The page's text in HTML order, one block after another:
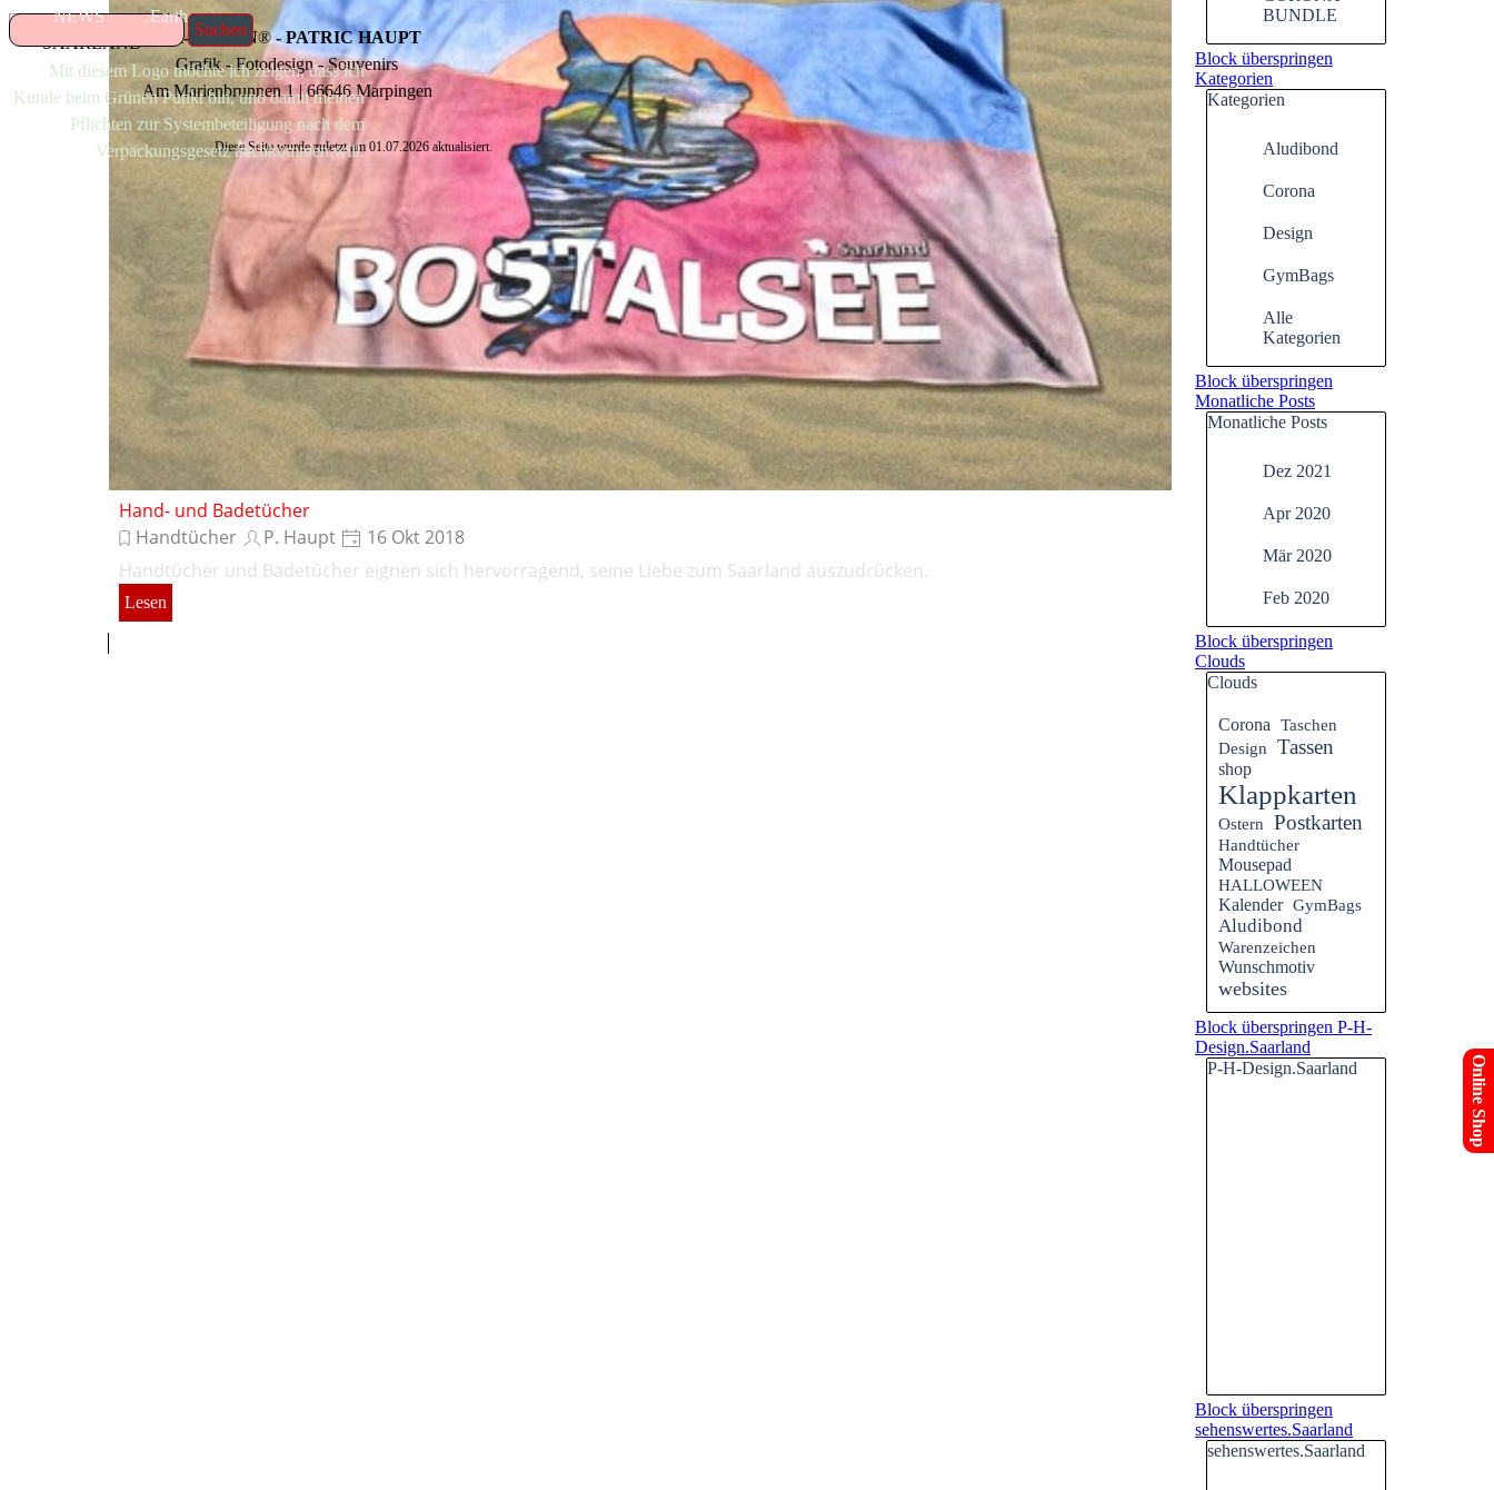
Online Shop
Hand- und Badetücher
Handtücher
P. Haupt
16 Okt 2018
Handtücher und Badetücher eignen sich hervorragend, seine Liebe zum Saarland auszudrücken.
Lesen
BUNDLE
Block überspringen
Kategorien
Kategorien
Aludibond
Corona
Design
GymBags
Alle
Kategorien
Block überspringen
Monatliche Posts
Monatliche Posts
Dez 2021
Apr 2020
Mär 2020
Feb 2020
Block überspringen
Clouds
Clouds
Corona Taschen
Design Tassen
shop
Klappkarten
Ostern Postkarten
Handtücher
Mousepad
HALLOWEEN
Kalender GymBags
Aludibond
Warenzeichen
Wunschmotiv
websites
Block überspringen P-H-
Design.Saarland
P-H-Design.Saarland
Block überspringen
sehenswertes.Saarland
sehenswertes.Saarland
NEWS
.Earth
Suchen
P-H-DESIGN®- PATRIC HAUPT
Grafik - Fotodesign - Souvenirs
Am Marienbrunnen 1 | 66646 Marpingen
Mit diesem Logo möchte ich zeigen, dass ich
Kunde beim Grünen Punkt bin, und damit meinen
Pflichten zur Systembeteiligung nach dem
Verpackungsgesetz nachkommen will.
Diese Seite wurde zuletzt am 01.07.2026 aktualisiert.